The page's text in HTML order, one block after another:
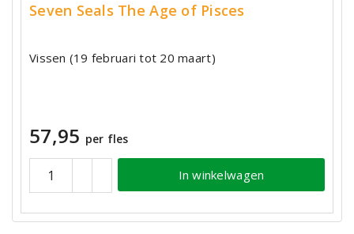
Seven Seals The Age of Pisces
Vissen (19 februari tot 20 maart)
57,95 per fles
In winkelwagen